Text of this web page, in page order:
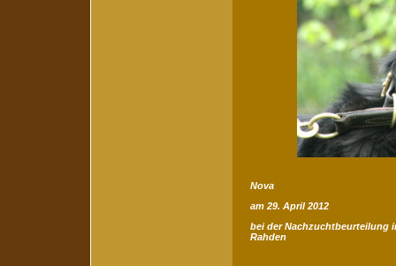
Nova
am 29. April 2012
bei der Nachzuchtbeurteilung
Rahden